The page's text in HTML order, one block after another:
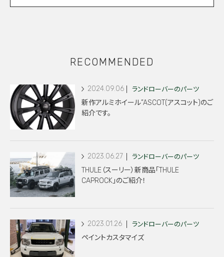
RECOMMENDED
2024.09.06 ランドローバーのパーツ
新作アルミホイール”ASCOT(アスコット)のご
紹介です。
2023.06.27 ランドローバーのパーツ
THULE（スーリー）新商品「THULE
CAPROCK」のご紹介！
2023.01.26 ランドローバーのパーツ
ペイントカスタマイズ